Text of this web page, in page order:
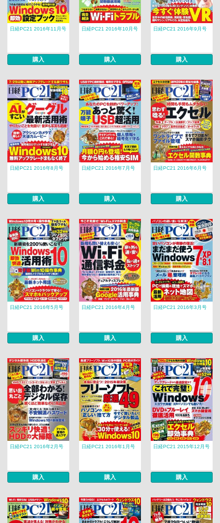
日経PC21 2016年11月号
購入
日経PC21 2016年10月号
購入
日経PC21 2016年9月号
購入
日経PC21 2016年8月号
購入
日経PC21 2016年7月号
購入
日経PC21 2016年6月号
購入
日経PC21 2016年5月号
購入
日経PC21 2016年4月号
購入
日経PC21 2016年3月号
購入
日経PC21 2016年2月号
購入
日経PC21 2016年1月号
購入
日経PC21 2015年12月号
購入